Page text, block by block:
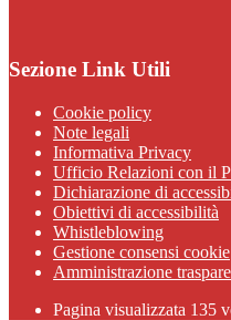
Sezione Link Utili
Cookie policy
Note legali
Informativa Privacy
Ufficio Relazioni con il
Dichiarazione di
Obiettivi di accessibilità
Whistleblowing
Gestione consensi cookie
Amministrazione
Pagina visualizzata 135